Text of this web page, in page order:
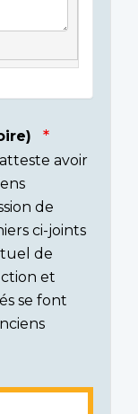
avoir
de
ci-joints
de
et
se font